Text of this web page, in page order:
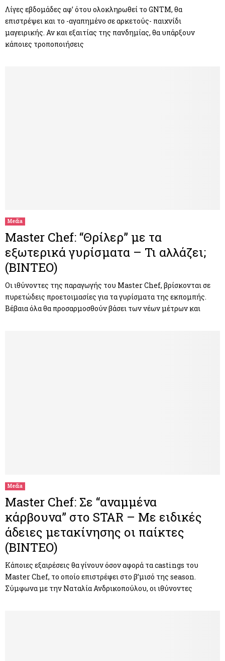
Λίγες εβδομάδες αφ’ ότου ολοκληρωθεί το GNTM, θα
επιστρέψει και το -αγαπημένο σε αρκετούς- παιχνίδι
μαγειρικής. Αν και εξαιτίας της πανδημίας, θα υπάρξουν
κάποιες τροποποιήσεις
Media
Master Chef: “Θρίλερ” με τα
εξωτερικά γυρίσματα – Τι αλλάζει;
(ΒΙΝΤΕΟ)
Οι ιθύνοντες της παραγωγής του Master Chef, βρίσκονται σε
πυρετώδεις προετοιμασίες για τα γυρίσματα της εκπομπής.
Βέβαια όλα θα προσαρμοσθούν βάσει των νέων μέτρων και
Media
Master Chef: Σε “αναμμένα
κάρβουνα” στο STAR – Με ειδικές
άδειες μετακίνησης οι παίκτες
(ΒΙΝΤΕΟ)
Κάποιες εξαιρέσεις θα γίνουν όσον αφορά τα castings του
Master Chef, το οποίο επιστρέφει στο β’μισό της season.
Σύμφωνα με την Ναταλία Ανδρικοπούλου, οι ιθύνοντες